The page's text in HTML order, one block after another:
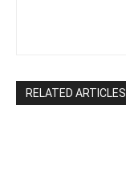
RELATED ARTICLES